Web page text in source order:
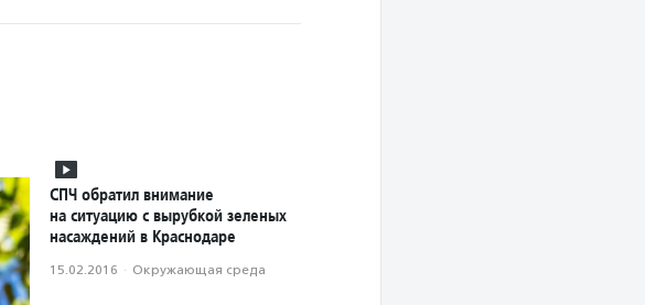
СПЧ обратил внимание
на ситуацию с вырубкой зеленых
насаждений в Краснодаре
15.02.2016 · Окружающая среда